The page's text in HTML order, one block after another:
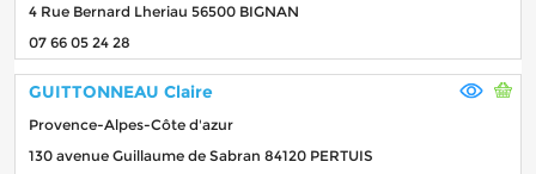
4 Rue Bernard Lheriau 56500 BIGNAN
07 66 05 24 28
GUITTONNEAU Claire
Provence-Alpes-Côte d'azur
130 avenue Guillaume de Sabran 84120 PERTUIS